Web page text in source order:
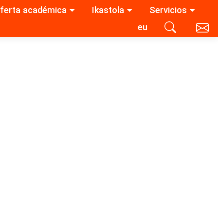
académica Ikastola
Servicios
eu
Buscar
Contacta con nosotros